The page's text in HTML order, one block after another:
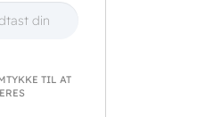
TIL AT